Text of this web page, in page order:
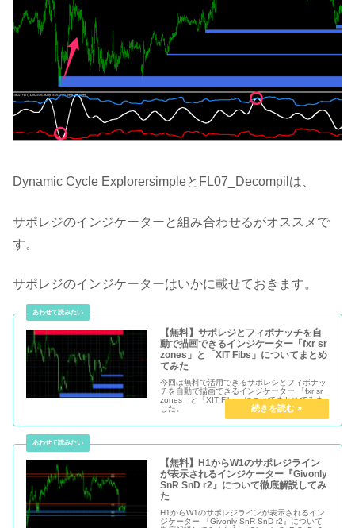
Dynamic Cycle ExplorersimpleとFL07_Decompilは、
サポレジのインジケーターと組み合わせるがオススメで
す。
サポレジのインジケーターはいかに載せておきます。
【無料】サポレジとフィボナッチを自
動で描画できるインジケーター「fxr sr
zones」と「XIT Fibs」についてまとめ
てみた
今回は無料で活用できるサポレジとフィボナッ
チを自動で描画できるインジケーター 「fxr sr
zones」と「XIT Fibs」についてまとめてみま
した。
【無料】H1からW1のサポレジライン
が表示されるインジケーター『Givonly
SnR SnD r2』について徹底解説してみ
た
H1からW1のサポレジラインが表示されるイン
ジケーター 『Givonly SnR SnD r2』について